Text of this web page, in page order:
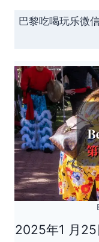
巴黎吃喝玩乐微
2025年1 月25